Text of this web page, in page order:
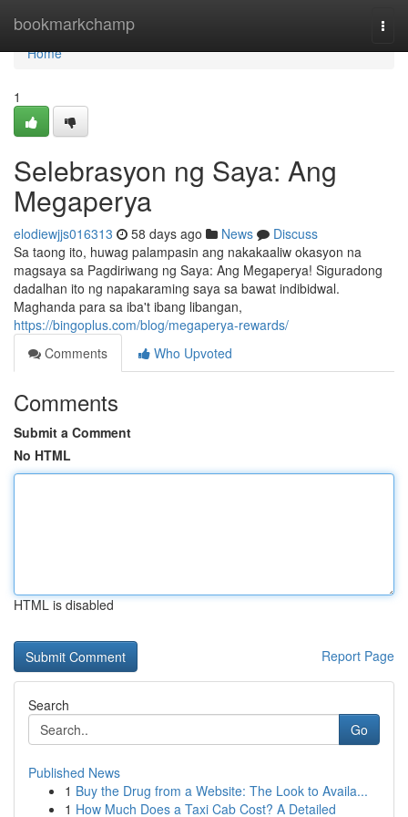
bookmarkchamp
Home
Home
1
Selebrasyon ng Saya: Ang
Megaperya
elodiewjjs016313 58 days ago News
Discuss
Sa taong ito, huwag palampasin ang nakakaaliw okasyon na
magsaya sa Pagdiriwang ng Saya: Ang Megaperya! Siguradong
dadalhan ito ng napakaraming saya sa bawat indibidwal.
Maghanda para sa iba't ibang libangan,
https://bingoplus.com/blog/megaperya-rewards/
Comments
Who Upvoted
Comments
Submit a Comment
No HTML
HTML is disabled
Report Page
Search
Go
Published News
1 Buy the Drug from a Website: The Look to Availa...
1 How Much Does a Taxi Cab Cost? A Detailed